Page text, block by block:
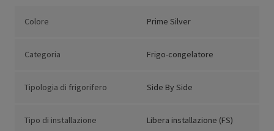
Colore Prime Silver
Categoria Frigo-congelatore
Tipologia di frigorifero Side By Side
Tipo di installazione Libera installazione (FS)